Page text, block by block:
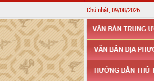
Chủ nhật, 09/08/2026